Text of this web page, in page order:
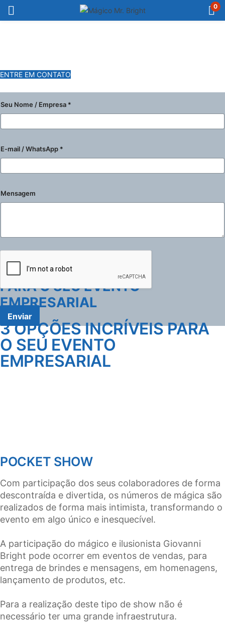
0
ENTRE EM CONTATO
Seu Nome / Empresa *
E-mail / WhatsApp *
Mensagem
Enviar
3 OPÇÕES INCRÍVEIS
PARA O SEU EVENTO
EMPRESARIAL
3 OPÇÕES INCRÍVEIS PARA
O SEU EVENTO
EMPRESARIAL
POCKET SHOW
Com participação dos seus colaboradores de forma
descontraída e divertida, os números de mágica são
realizados de forma mais intimista, transformando o
evento em algo único e inesquecível.
A participação do mágico e ilusionista Giovanni
Bright pode ocorrer em eventos de vendas, para
entrega de brindes e mensagens, em homenagens,
lançamento de produtos, etc.
Para a realização deste tipo de show não é
necessário ter uma grande infraestrutura.